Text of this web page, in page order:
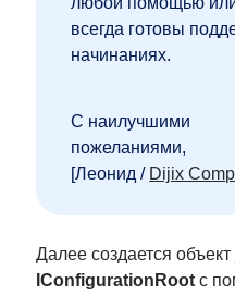
всегда готовы
начинаниях.
С наилучшими
пожеланиями,
[Леонид / Dijix
Далее создается
IConfigurationRoot с